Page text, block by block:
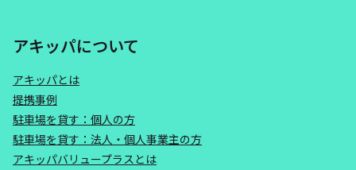
アキッパについて
アキッパとは
提携事例
駐車場を貸す：個人の方
駐車場を貸す：法人・個人事業主の方
アキッパバリュープラスとは